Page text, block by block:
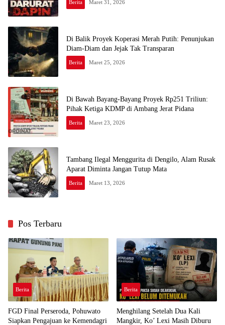
Berita Maret 31, 2026
Di Balik Proyek Koperasi Merah Putih: Penunjukan
Diam-Diam dan Jejak Tak Transparan
Berita Maret 25, 2026
Di Bawah Bayang-Bayang Proyek Rp251 Triliun:
Pihak Ketiga KDMP di Ambang Jerat Pidana
Berita Maret 23, 2026
Tambang Ilegal Menggurita di Dengilo, Alam Rusak
Aparat Diminta Jangan Tutup Mata
Berita Maret 13, 2026
Pos Terbaru
Berita
FGD Final Perseroda, Pohuwato
Siapkan Pengajuan ke Kemendagri
Berita
Menghilang Setelah Dua Kali
Mangkir, Ko’ Lexi Masih Diburu